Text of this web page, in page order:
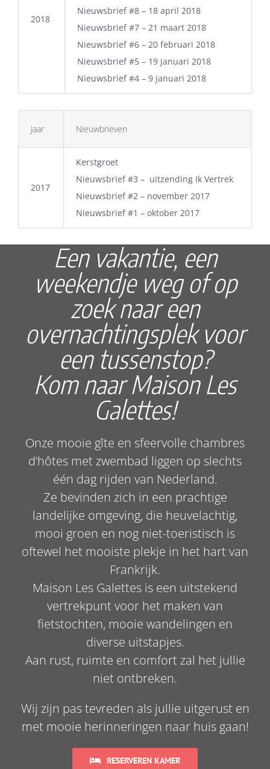
2018
Nieuwsbrief #8 – 18 april 2018
Nieuwsbrief #7 – 21 maart 2018
Nieuwsbrief #6 – 20 februari 2018
Nieuwsbrief #5 – 19 januari 2018
Nieuwsbrief #4 – 9 januari 2018
Jaar Nieuwbrieven
2017
Kerstgroet
Nieuwsbrief #3 – uitzending Ik Vertrek
Nieuwsbrief #2 – november 2017
Nieuwsbrief #1 – oktober 2017
Een vakantie, een
weekendje weg of op
zoek naar een
overnachtingsplek voor
een tussenstop?
Kom naar Maison Les
Galettes!
Onze mooie gîte en sfeervolle chambres
d’hôtes met zwembad liggen op slechts
één dag rijden van Nederland.
Ze bevinden zich in een prachtige
landelijke omgeving, die heuvelachtig,
mooi groen en nog niet-toeristisch is
oftewel het mooiste plekje in het hart van
Frankrijk.
Maison Les Galettes is een uitstekend
vertrekpunt voor het maken van
fietstochten, mooie wandelingen en
diverse uitstapjes.
Aan rust, ruimte en comfort zal het jullie
niet ontbreken.
Wij zijn pas tevreden als jullie uitgerust en
met mooie herinneringen naar huis gaan!
RESERVEREN KAMER